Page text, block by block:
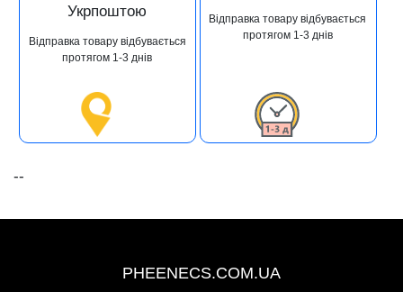
Укрпоштою
Відправка товару відбувається
протягом 1-3 днів
Відправка товару відбувається
протягом 1-3 днів
--
PHEENECS.COM.UA